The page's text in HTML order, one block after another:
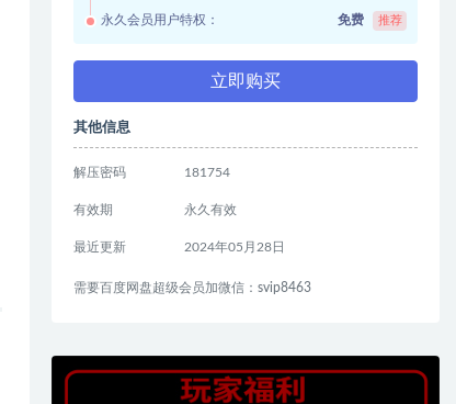
永久会员用户特权： 免费 推荐
立即购买
其他信息
解压密码 181754
有效期 永久有效
最近更新 2024年05月28日
需要百度网盘超级会员加微信：svip8463